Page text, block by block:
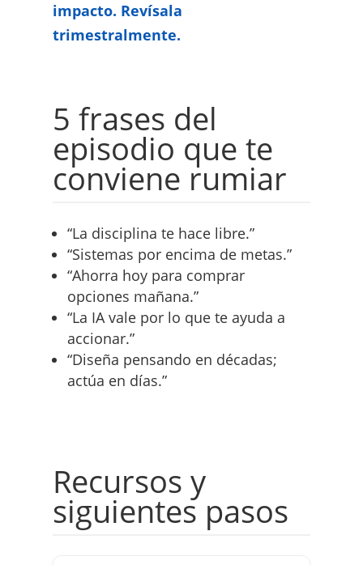
impacto. Revísala
trimestralmente.
5 frases del
episodio que te
conviene rumiar
“La disciplina te hace libre.”
“Sistemas por encima de metas.”
“Ahorra hoy para comprar
opciones mañana.”
“La IA vale por lo que te ayuda a
accionar.”
“Diseña pensando en décadas;
actúa en días.”
Recursos y
siguientes pasos